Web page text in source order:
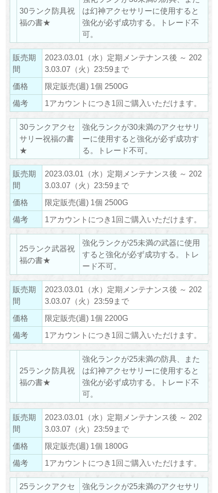
30ランク防具祝
福の書★
は幻神アクセサリーに使用すると
強化が必ず成功する。トレード不
可。
販売期
間
2023.03.01（水）定期メンテナンス後 ～ 202
3.03.07（火）23:59まで
価格
限定販売(週) 1個 2500G
備考
1アカウントにつき1回ご購入いただけます。
30ランクアクセ
サリー祝福の書
★
強化ランクが30未満のアクセサリ
ーに使用すると強化が必ず成功す
る。トレード不可。
販売期
間
2023.03.01（水）定期メンテナンス後 ～ 202
3.03.07（火）23:59まで
価格
限定販売(週) 1個 2500G
備考
1アカウントにつき1回ご購入いただけます。
25ランク武器祝
福の書★
強化ランクが25未満の武器に使用
すると強化が必ず成功する。トレ
ード不可。
販売期
間
2023.03.01（水）定期メンテナンス後 ～ 202
3.03.07（火）23:59まで
価格
限定販売(週) 1個 2200G
備考
1アカウントにつき1回ご購入いただけます。
25ランク防具祝
福の書★
強化ランクが25未満の防具、また
は幻神アクセサリーに使用すると
強化が必ず成功する。トレード不
可。
販売期
間
2023.03.01（水）定期メンテナンス後 ～ 202
3.03.07（火）23:59まで
価格
限定販売(週) 1個 1800G
備考
1アカウントにつき1回ご購入いただけます。
25ランクアクセ
強化ランクが25未満のアクセサリ